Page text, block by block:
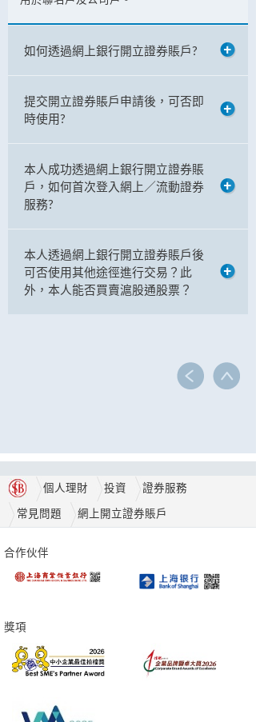
如何透過網上銀行開立證券賬戶?
提交開立證券賬戶申請後，可否即
時使用?
本人成功透過網上銀行開立證券賬
戶，如何首次登入網上／流動證券
服務?
本人透過網上銀行開立證券賬戶後
可否使用其他途徑進行交易？此
外，本人能否買賣滬股通股票？
個人理財 投資 證券服務
常見問題 網上開立證券賬戶
合作伙伴
獎項